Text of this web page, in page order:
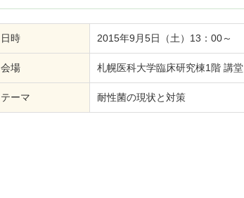
日時 2015年9月5日（土）13：00～
会場 札幌医科大学臨床研究棟1階 講堂
テーマ 耐性菌の現状と対策